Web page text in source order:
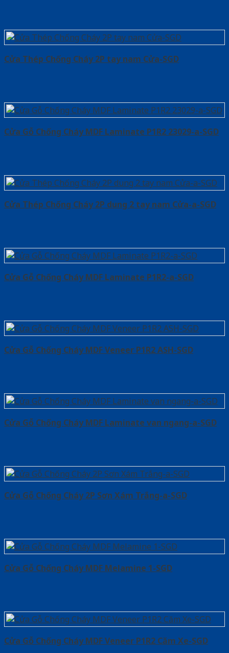
Cửa Thép Chống Cháy 2P tay nam Cửa-SGD
Cửa Gỗ Chống Cháy MDF Laminate P1R2 23029-a-SGD
Cửa Thép Chống Cháy 2P dung 2 tay nam Cửa-a-SGD
Cửa Gỗ Chống Cháy MDF Laminate P1R2-a-SGD
Cửa Gỗ Chống Cháy MDF Veneer P1R2 ASH-SGD
Cửa Gỗ Chống Cháy MDF Laminate van ngang-a-SGD
Cửa Gỗ Chống Cháy 2P Sơn Xám Trắng-a-SGD
Cửa Gỗ Chống Cháy MDF Melamine 1-SGD
Cửa Gỗ Chống Cháy MDF Veneer P1R2 Căm Xe-SGD